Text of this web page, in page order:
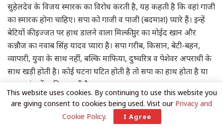
सुहेलदेव के विजय स्मारक का विरोध करती है, यह कहती है कि वहां गाजी
का स्मारक होना चाहिए। सपा को गाजी व पाजी (बदमाश) प्यारे हैं। इन्हें
बेटियों की इज्जत पर हाथ डालने वाला मिल्कीपुर का मोईद खान और
कन्नौज का नवाब सिंह यादव प्यारा है। सपा गरीब, किसान, बेटी-बहन,
व्यापारी, युवा के साथ नहीं, बल्कि माफिया, दुष्चरित्र व पेशेवर अपराधी के
साथ खड़ी होती है। कोई घटना घटित होती है तो सपा का हाथ होता है या
वह षडयंत्र में शामिल रहती है।
ये भी पढ़िये
This website uses cookies. By continuing to use this website you
are giving consent to cookies being used. Visit our Privacy and
Cookie Policy. I Agree